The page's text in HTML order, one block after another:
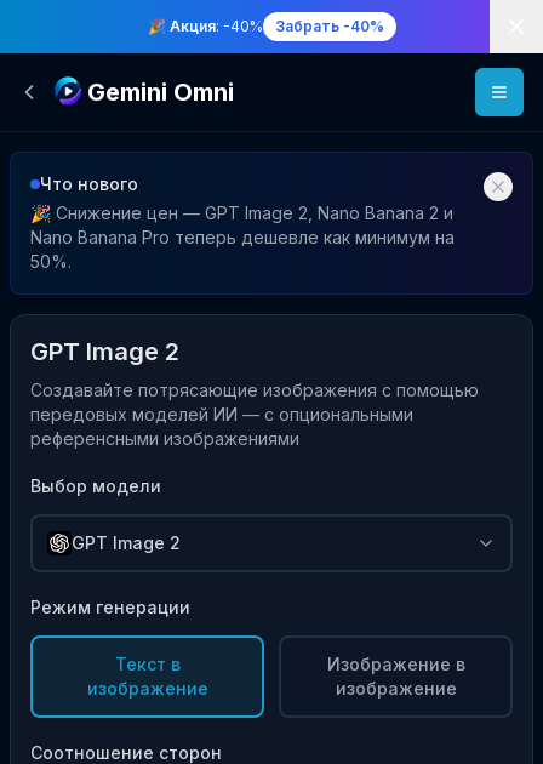
🎉 Акция: -40% Забрать -40%
Gemini Omni
Image Studio
Что нового
🎉 Снижение цен — GPT Image 2, Nano Banana 2 и
Nano Banana Pro теперь дешевле как минимум на
50%.
GPT Image 2
Создавайте потрясающие изображения с помощью
передовых моделей ИИ — с опциональными
референсными изображениями
Выбор модели
GPT Image 2
Режим генерации
Текст в
изображение
Изображение в
изображение
Соотношение сторон